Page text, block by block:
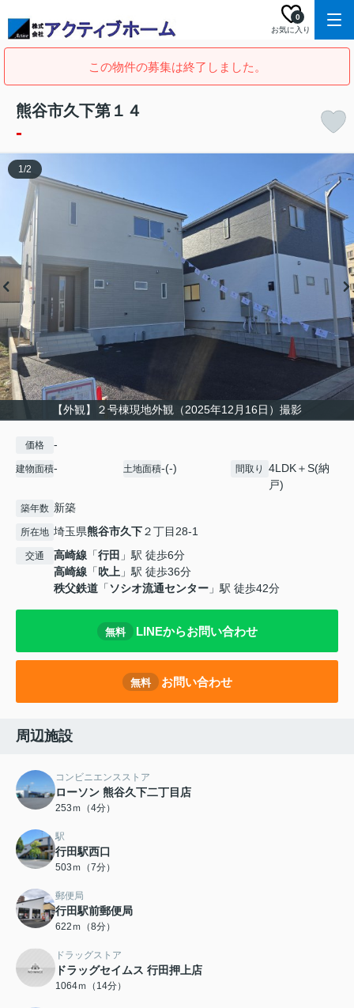
お気に入り
0
この物件の募集は終了しました。
熊谷市久下第１４
-
【外観】２号棟現地外観（2025年12月16日）撮影
1/2
価格 -
建物面積- 土地面積-(-) 間取り
4LDK＋S(納
戸)
築年数 新築
所在地 埼玉県熊谷市久下２丁目28-1
交通 高崎線 「行田 」駅 徒歩6分
高崎線 「吹上 」駅 徒歩36分
秩父鉄道 「 ソシオ流通センター 」駅 徒歩42分
無料 LINEからお問い合わせ
無料 お問い合わせ
周辺施設
コンビニエンスストア
ローソン 熊谷久下二丁目店
253ｍ（4分）
駅
行田駅西口
503ｍ（7分）
郵便局
行田駅前郵便局
622ｍ（8分）
ドラッグストア
ドラッグセイムス 行田押上店
1064ｍ（14分）